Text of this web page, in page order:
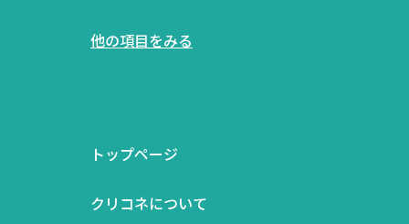
他の項目をみる
トップページ
クリコネについて